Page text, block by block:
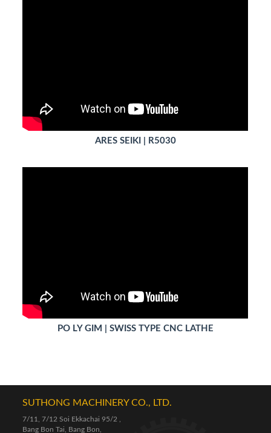
ARES SEIKI | R5030
PO LY GIM | SWISS TYPE CNC LATHE
SUTHONG MACHINERY CO., LTD.
7/11, 7/12 Soi Ekkachai 95/2 ,
Bang Bon Tai, Bang Bon,